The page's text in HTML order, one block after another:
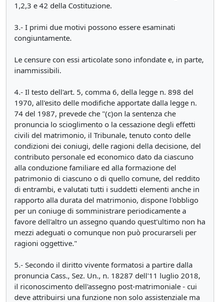
1,2,3 e 42 della Costituzione.
3.- I primi due motivi possono essere esaminati
congiuntamente.
Le censure con essi articolate sono infondate e, in parte,
inammissibili.
4.- Il testo dell'art. 5, comma 6, della legge n. 898 del
1970, all'esito delle modifiche apportate dalla legge n.
74 del 1987, prevede che "(c)on la sentenza che
pronuncia lo scioglimento o la cessazione degli effetti
civili del matrimonio, il Tribunale, tenuto conto delle
condizioni dei coniugi, delle ragioni della decisione, del
contributo personale ed economico dato da ciascuno
alla conduzione familiare ed alla formazione del
patrimonio di ciascuno o di quello comune, del reddito
di entrambi, e valutati tutti i suddetti elementi anche in
rapporto alla durata del matrimonio, dispone l'obbligo
per un coniuge di somministrare periodicamente a
favore dell'altro un assegno quando quest'ultimo non ha
mezzi adeguati o comunque non può procurarseli per
ragioni oggettive."
5.- Secondo il diritto vivente formatosi a partire dalla
pronuncia Cass., Sez. Un., n. 18287 dell'11 luglio 2018,
il riconoscimento dell'assegno post-matrimoniale - cui
deve attribuirsi una funzione non solo assistenziale ma